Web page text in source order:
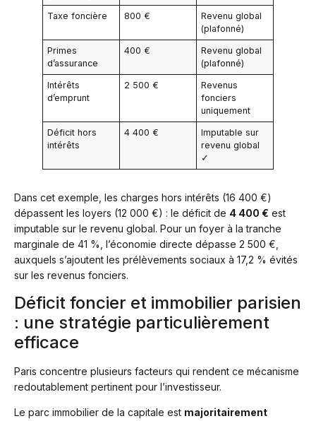
Taxe foncière 800 €
Revenu global
(plafonné)
Primes
d’assurance
400 €
Revenu global
(plafonné)
Intérêts
d’emprunt
2 500 €
Revenus
fonciers
uniquement
Déficit hors
intérêts
4 400 €
Imputable sur
revenu global
✓
Dans cet exemple, les charges hors intérêts (16 400 €)
dépassent les loyers (12 000 €) : le déficit de 4 400 € est
imputable sur le revenu global. Pour un foyer à la tranche
marginale de 41 %, l’économie directe dépasse 2 500 €,
auxquels s’ajoutent les prélèvements sociaux à 17,2 % évités
sur les revenus fonciers.
Déficit foncier et immobilier parisien
: une stratégie particulièrement
efficace
Paris concentre plusieurs facteurs qui rendent ce mécanisme
redoutablement pertinent pour l’investisseur.
Le parc immobilier de la capitale est majoritairement